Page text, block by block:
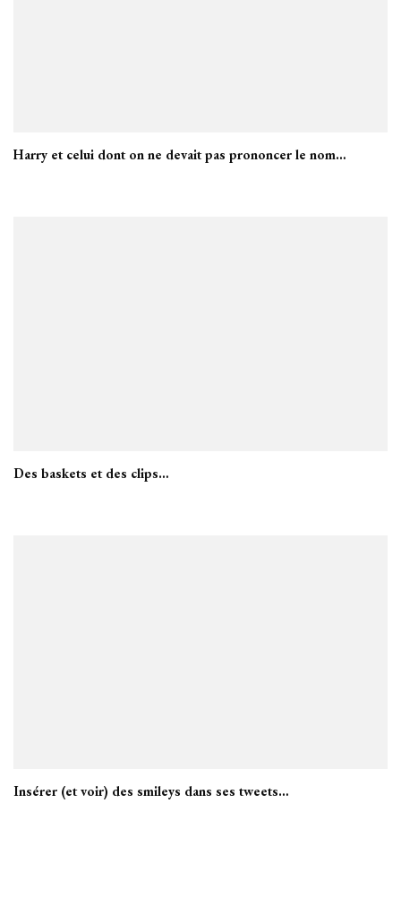
Harry et celui dont on ne devait pas prononcer le nom…
Des baskets et des clips…
Insérer (et voir) des smileys dans ses tweets…